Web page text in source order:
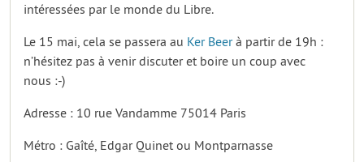
intéressées par le monde du Libre.
Le 15 mai, cela se passera au Ker Beerà partir de 19h :
n’hésitez pas à venir discuter et boire un coup avec
nous :-)
Adresse : 10 rue Vandamme 75014 Paris
Métro : Gaîté, Edgar Quinet ou Montparnasse